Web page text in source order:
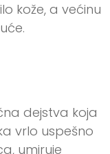
kože, a većinu
dejstva koja
vrlo uspešno
umiruje